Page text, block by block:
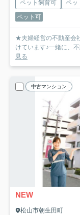
ペット飼育可
ペッ
ペット可
★夫婦経営の不動産会
けています♪一緒に、
見る
中古マンション
NEW
松山市朝生田町